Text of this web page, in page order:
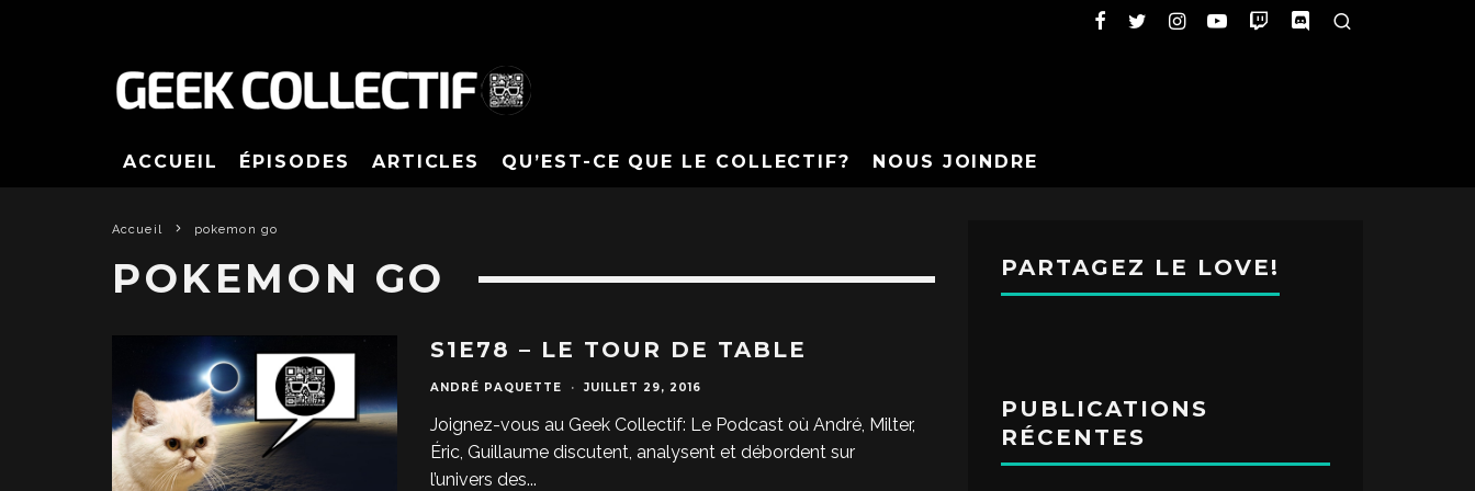
ACCUEIL ÉPISODES ARTICLES QU’EST-CE QUE LE COLLECTIF? NOUS JOINDRE
Accueil pokemon go
POKEMON GO
S1E78 – LE TOUR DE TABLE
ANDRÉ PAQUETTE · JUILLET 29, 2016
Joignez-vous au Geek Collectif: Le Podcast où André, Milter,
Éric, Guillaume discutent, analysent et débordent sur
l’univers des...
PARTAGEZ LE LOVE!
PUBLICATIONS
RÉCENTES